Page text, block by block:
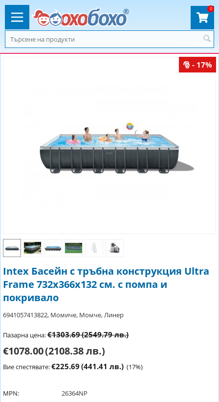
0
- 17%
Intex Басейн с тръбна конструкция Ultra
Frame 732х366х132 см. с помпа и
покривало
6941057413822, Момиче, Момче, Линер
Пазарна цена:€1303.69(2549.79 лв.)
€1078.00(2108.38 лв.)
Вие спестявате:€225.69 (441.41 лв.) (17%)
MPN:
26364NP